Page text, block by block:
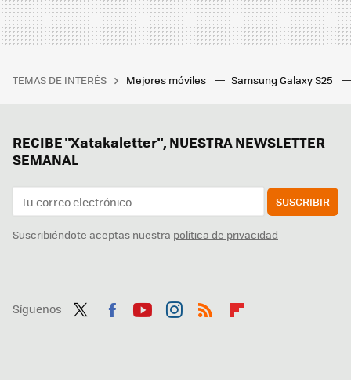
TEMAS DE INTERÉS Mejores móviles Samsung Galaxy S25
RECIBE "Xatakaletter", NUESTRA NEWSLETTER
SEMANAL
SUSCRIBIR
Suscribiéndote aceptas nuestra política de privacidad
Síguenos